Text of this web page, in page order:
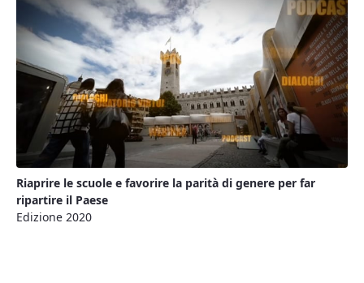
Riaprire le scuole e favorire la parità di genere per far
ripartire il Paese
Edizione 2020